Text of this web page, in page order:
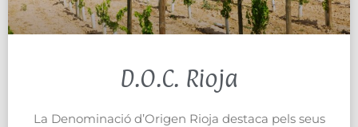
D.O.C. Rioja
La Denominació d’Origen Rioja destaca pels seus